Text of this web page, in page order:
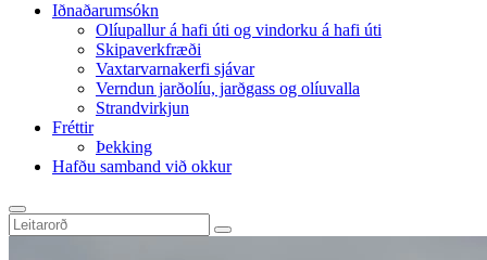
Iðnaðarumsókn
Olíupallur á hafi úti og vindorku á hafi úti
Skipaverkfræði
Vaxtarvarnakerfi sjávar
Verndun jarðolíu, jarðgass og olíuvalla
Strandvirkjun
Fréttir
Þekking
Hafðu samband við okkur